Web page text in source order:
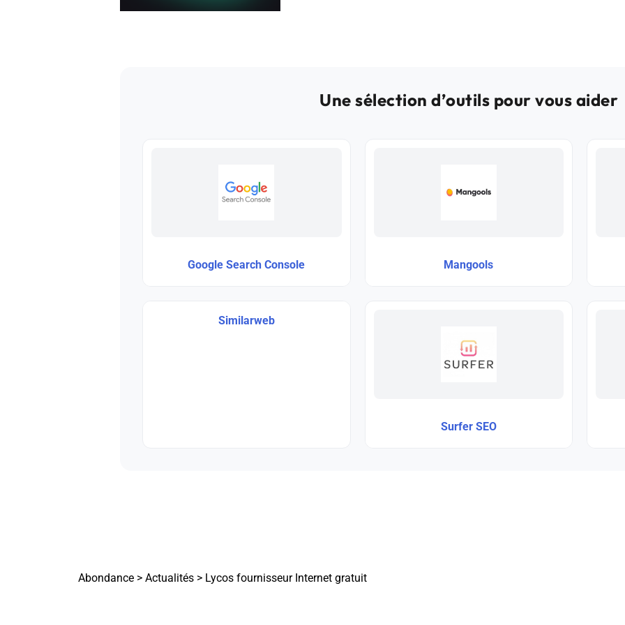
Une sélection d’outils pour vous aider
Google Search Console Mangools
Similarweb
Surfer SEO
Abondance > Actualités > Lycos fournisseur Internet gratuit